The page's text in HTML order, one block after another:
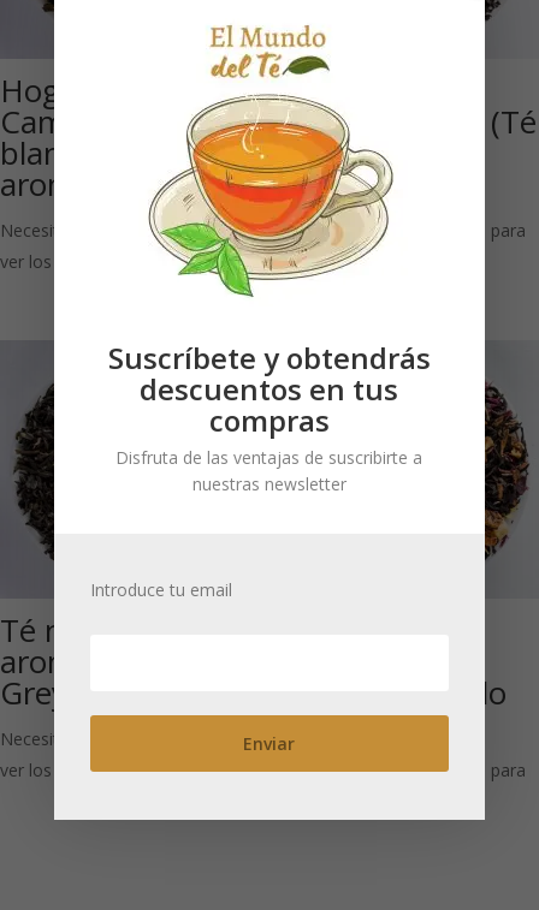
Hoguera de
Campo: Té negro,
blanco y oolong
aromatizado
Necesitas estar registrado para
ver los precios
Earl Grey
Madame Grey (Té
negro
aromatizado)
Necesitas estar registrado para
ver los precios
Té negro
aromatizado Earl
Grey Mary Grey
Necesitas estar registrado para
ver los precios
Dulce Recuerdo
de Feria
Necesitas estar registrado para
Suscríbete y obtendrás
descuentos en tus
compras
Disfruta de las ventajas de suscribirte a
nuestras newsletter
Introduce tu email